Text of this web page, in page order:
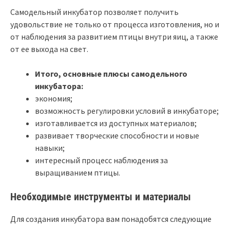
Самодельный инкубатор позволяет получить
удовольствие не только от процесса изготовления, но и
от наблюдения за развитием птицы внутри яиц, а также
от ее выхода на свет.
Итого, основные плюсы самодельного
инкубатора:
экономия;
возможность регулировки условий в инкубаторе;
изготавливается из доступных материалов;
развивает творческие способности и новые
навыки;
интересный процесс наблюдения за
выращиванием птицы.
Необходимые инструменты и материалы
Для создания инкубатора вам понадобятся следующие